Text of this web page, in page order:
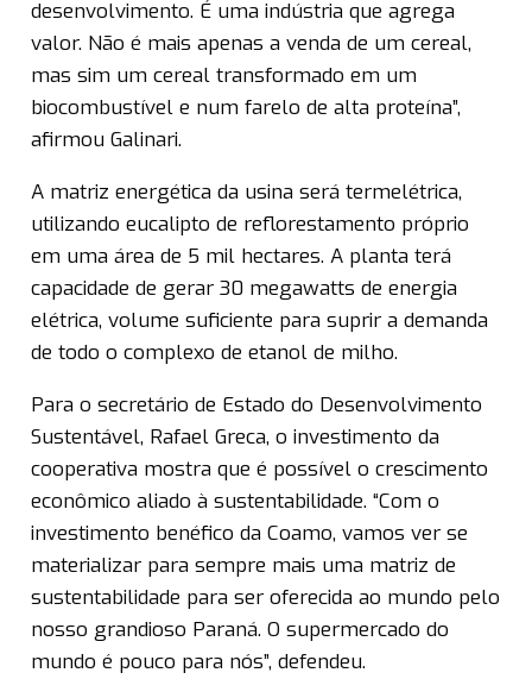
desenvolvimento. É uma indústria que agrega
valor. Não é mais apenas a venda de um cereal,
mas sim um cereal transformado em um
biocombustível e num farelo de alta proteína”,
afirmou Galinari.
A matriz energética da usina será termelétrica,
utilizando eucalipto de reflorestamento próprio
em uma área de 5 mil hectares. A planta terá
capacidade de gerar 30 megawatts de energia
elétrica, volume suficiente para suprir a demanda
de todo o complexo de etanol de milho.
Para o secretário de Estado do Desenvolvimento
Sustentável, Rafael Greca, o investimento da
cooperativa mostra que é possível o crescimento
econômico aliado à sustentabilidade. “Com o
investimento benéfico da Coamo, vamos ver se
materializar para sempre mais uma matriz de
sustentabilidade para ser oferecida ao mundo pelo
nosso grandioso Paraná. O supermercado do
mundo é pouco para nós”, defendeu.